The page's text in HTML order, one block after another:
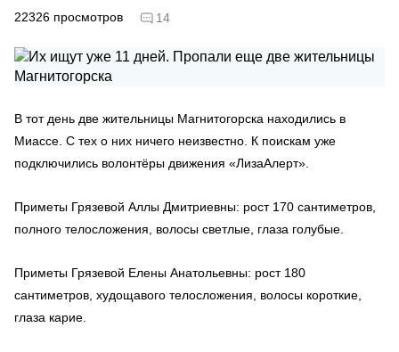
22326 просмотров 14
В тот день две жительницы Магнитогорска находились в
Миассе. С тех о них ничего неизвестно. К поискам уже
подключились волонтёры движения «ЛизаАлерт».
Приметы Грязевой Аллы Дмитриевны: рост 170 сантиметров,
полного телосложения, волосы светлые, глаза голубые.
Приметы Грязевой Елены Анатольевны: рост 180
сантиметров, худощавого телосложения, волосы короткие,
глаза карие.